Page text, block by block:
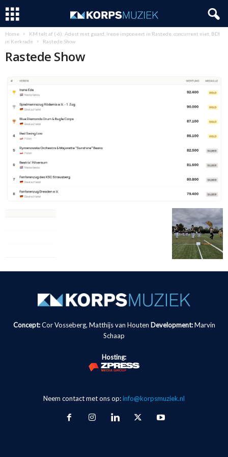
Home
KM telt af (-6): Adest met guard, Irene imponeert in Rastede, concurrent niet, BDI
in Kerkrade
Rastede Show
Rastede Show
Concept:Cor Vosseberg, Matthijs van Houten Development: Marvin
Schaap
Hosting:
Neem contact met ons op:info@korpsmuziek.nl